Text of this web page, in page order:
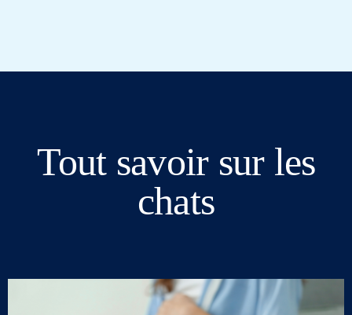
Tout savoir sur les
chats